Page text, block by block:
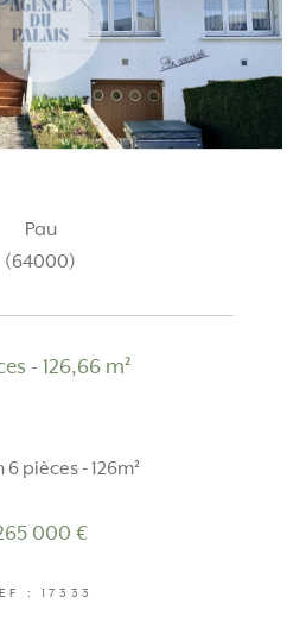
Pau
(64000)
- 126,66 m²
pièces - 126m²
000 €
: 17333